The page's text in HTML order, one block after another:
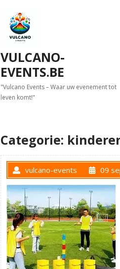
VULCANO-
EVENTS.BE
"Vulcano Events – Waar uw evenement tot
leven komt!"
Categorie:
vulcano-events 09